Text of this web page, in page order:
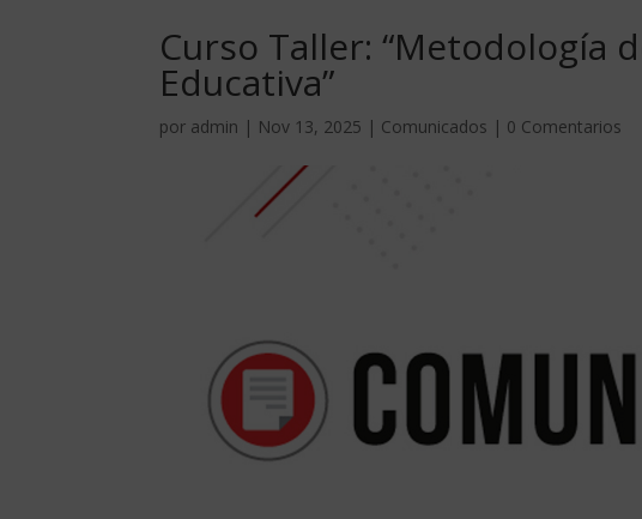
Curso Taller: “Metodología
Educativa”
por admin | Nov 13, 2025 | Comunicados | 0 Comentarios